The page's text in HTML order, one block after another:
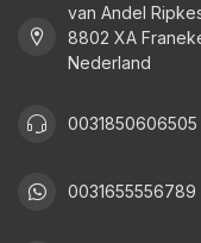
van Andel
8802 XA
Nederland
0031850606505